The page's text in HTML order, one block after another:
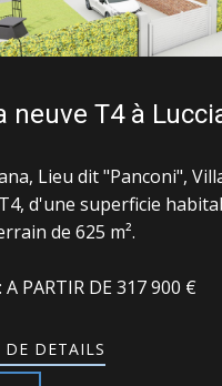
neuve T4 à
Lieu dit "Panconi",
d'une superficie
de 625 m².
​A PARTIR DE 317 900 €
DE DETAILS